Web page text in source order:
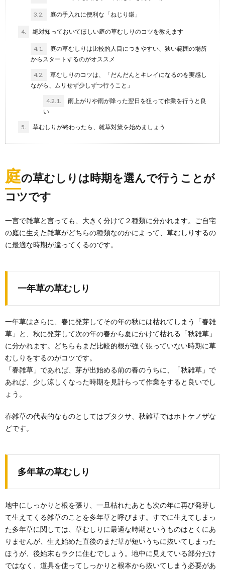
風呂の換気扇が寒い！24時間換気のもどか
しさについて
換気なので切ることができない…。 温...
掃除の頻度の平均が知りたい。気になる回
最近忙しくてなかなか掃除の時間がとれないと感じる
3.2. 庭の手入れに便利な「ねじり鎌」
4. 絶対知っておいてほしい庭の草むしりのコツを教えます
4.1.
庭の草むしりは比較的人目につきやすい、狭い範囲の場所
からスタートするのがオススメ
4.2.
草むしりのコツは、「だんだんとキレイになるのを実感し
ながら、ムリせず少しずつ行うこと」
4.2.1.
雨上がりや雨が降った翌日を狙って作業を行うと良
い
5. 草むしりが終わったら、雑草対策を始めましょう
庭の草むしりは時期を選んで行うことが
コツです
一言で雑草と言っても、大きく分けて２種類に分かれます。ご自宅
の庭に生えた雑草がどちらの種類なのかによって、草むしりするの
に最適な時期が違ってくるのです。
一年草の草むしり
一年草はさらに、春に発芽してその年の秋には枯れてしまう「春雑
草」と、秋に発芽して次の年の春から夏にかけて枯れる「秋雑草」
に分かれます。どちらもまだ比較的根が強く張っていない時期に草
むしりをするのがコツです。
「春雑草」であれば、芽が出始める前の春のうちに、「秋雑草」で
あれば、少し涼しくなった時期を見計らって作業をすると良いでし
ょう。
春雑草の代表的なものとしてはブタクサ、秋雑草ではホトケノザな
どです。
多年草の草むしり
地中にしっかりと根を張り、一旦枯れたあとも次の年に再び発芽し
て生えてくる雑草のことを多年草と呼びます。すでに生えてしまっ
た多年草に関しては、草むしりに最適な時期というものはとくにあ
りませんが、生え始めた直後のまだ草が短いうちに抜いてしまった
ほうが、後始末もラクに住むでしょう。地中に見えている部分だけ
ではなく、道具を使ってしっかりと根本から抜いてしまう必要があ